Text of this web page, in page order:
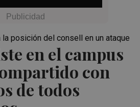
en el campus
con
de todos
posición del consell en un ataque